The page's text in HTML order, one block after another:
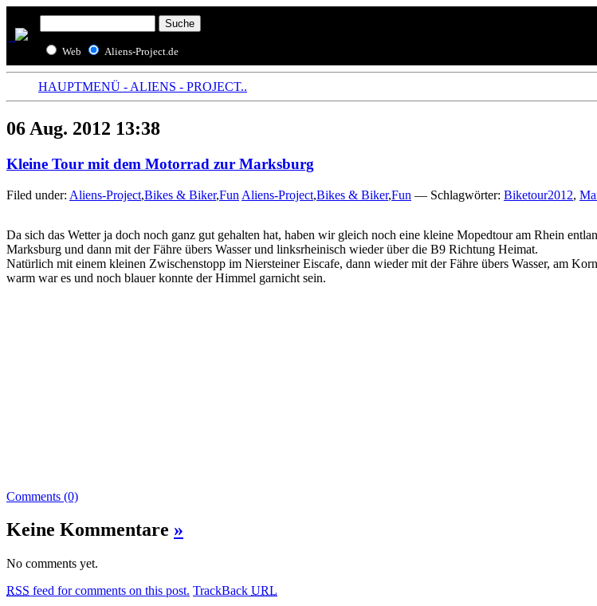
Web Aliens-Project.de
HAUPTMENÜ - ALIENS - PROJECT..
06 Aug. 2012 13:38
Kleine Tour mit dem Motorrad zur Marksburg
Filed under: Aliens-Project,Bikes & Biker,Fun Aliens-Project,Bikes & Biker,Fun — Schlagwörter: Biketour2012,
Da sich das Wetter ja doch noch ganz gut gehalten hat, haben wir gleich noch eine kleine Mopedtour am Rhein
Marksburg und dann mit der Fähre übers Wasser und linksrheinisch wieder über die B9 Richtung Heimat.
Natürlich mit einem kleinen Zwischenstopp im Niersteiner Eiscafe, dann wieder mit der Fähre übers Wasser, am
warm war es und noch blauer konnte der Himmel garnicht sein.
Comments (0)
Keine Kommentare »
No comments yet.
RSS feed for comments on this post. TrackBack URL